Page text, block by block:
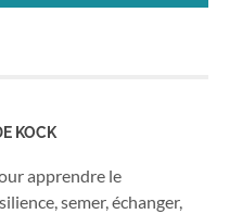
KOCK
apprendre le
semer, échanger,